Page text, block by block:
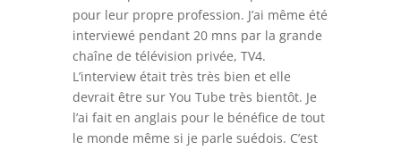
pour leur propre profession. J’ai même été
interviewé pendant 20 mns par la grande
chaîne de télévision privée, TV4.
L’interview était très très bien et elle
devrait être sur You Tube très bientôt. Je
l’ai fait en anglais pour le bénéfice de tout
le monde même si je parle suédois. C’est